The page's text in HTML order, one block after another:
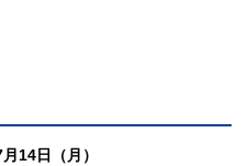
14日（月）